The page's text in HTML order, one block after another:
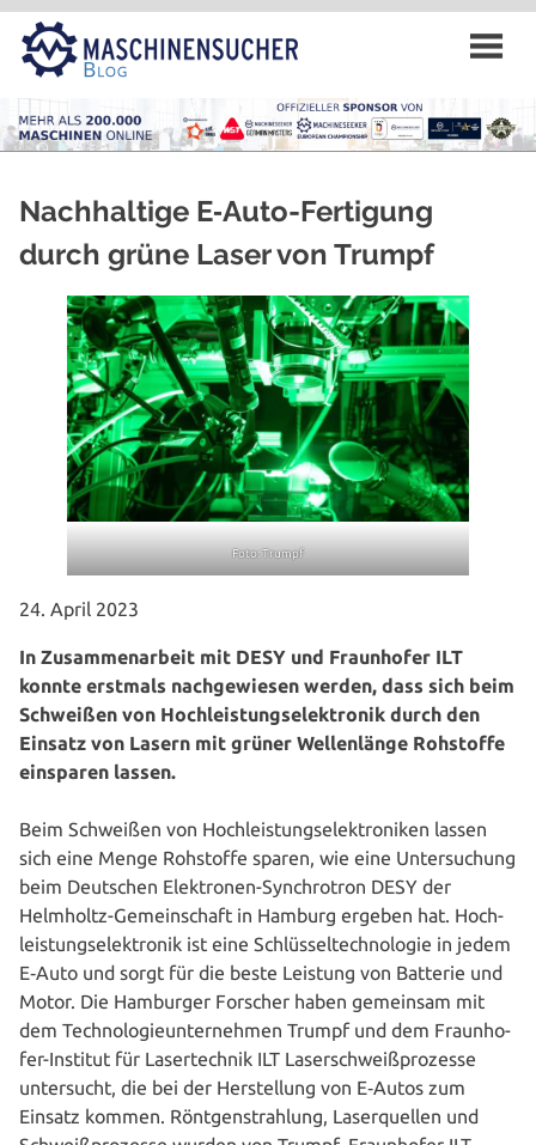
Zum
Inhalt
springen
Nachhaltige E‑Auto-Fertigung
durch grüne Laser von Trumpf
Foto: Trumpf
24. April 2023
In Zusam­men­ar­beit mit DESY und Fraun­ho­fer ILT
konnte erstmals nach­ge­wie­sen werden, dass sich beim
Schweißen von Hoch­leis­tungs­elek­tro­nik durch den
Einsatz von Lasern mit grüner Wel­len­län­ge Rohstoffe
einsparen lassen.
Beim Schweißen von Hoch­leis­tungs­elek­tro­ni­ken lassen
sich eine Menge Rohstoffe sparen, wie eine Unter­su­chung
beim Deutschen Elek­tro­nen-Syn­chro­tron DESY der
Helmholtz-Gemein­schaft in Hamburg ergeben hat. Hoch­
leis­tungs­elek­tro­nik ist eine Schlüs­sel­tech­no­lo­gie in jedem
E‑Auto und sorgt für die beste Leistung von Batterie und
Motor. Die Hamburger Forscher haben gemeinsam mit
dem Tech­no­lo­gie­un­ter­neh­men Trumpf und dem Fraun­ho­
fer-Institut für Laser­tech­nik ILT Laser­schweiß­pro­zes­se
unter­sucht, die bei der Her­stel­lung von E‑Autos zum
Einsatz kommen. Rönt­gen­strah­lung, Laser­quel­len und